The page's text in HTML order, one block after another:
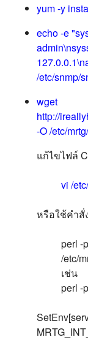
yum -y
echo -e
/etc/snmp/
wget
http://
-O /etc/
แก้ไขไฟล์
vi /
หรือใช้คำสั่
perl -
/etc/
เช่น
perl -